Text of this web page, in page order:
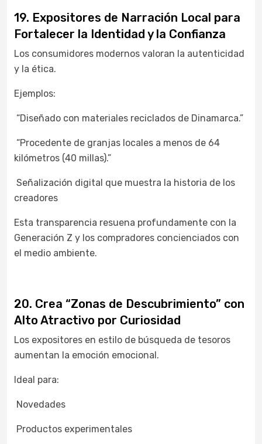
19. Expositores de Narración Local para
Fortalecer la Identidad y la Confianza
Los consumidores modernos valoran la autenticidad
y la ética.
Ejemplos:
“Diseñado con materiales reciclados de Dinamarca.”
“Procedente de granjas locales a menos de 64
kilómetros (40 millas).”
Señalización digital que muestra la historia de los
creadores
Esta transparencia resuena profundamente con la
Generación Z y los compradores concienciados con
el medio ambiente.
20. Crea “Zonas de Descubrimiento” con
Alto Atractivo por Curiosidad
Los expositores en estilo de búsqueda de tesoros
aumentan la emoción emocional.
Ideal para:
Novedades
Productos experimentales